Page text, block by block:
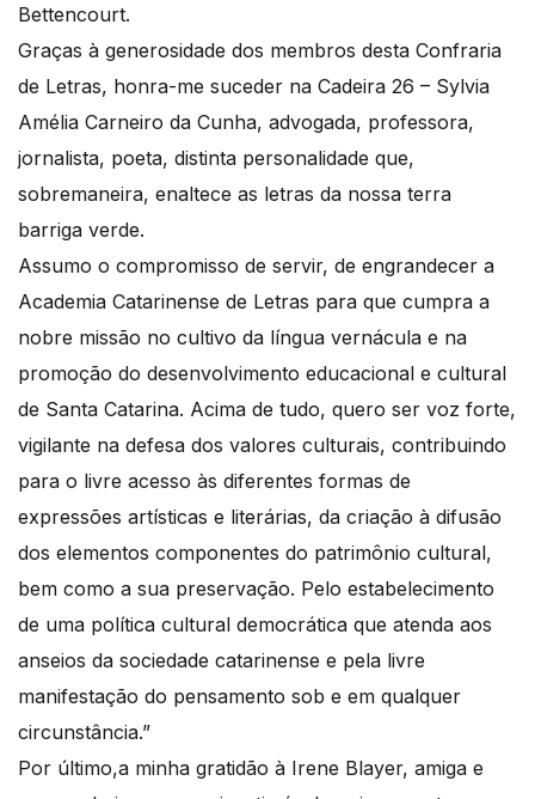
Bettencourt.
Graças à generosidade dos membros desta Confraria
de Letras, honra-me suceder na Cadeira 26 – Sylvia
Amélia Carneiro da Cunha, advogada, professora,
jornalista, poeta, distinta personalidade que,
sobremaneira, enaltece as letras da nossa terra
barriga verde.
Assumo o compromisso de servir, de engrandecer a
Academia Catarinense de Letras para que cumpra a
nobre missão no cultivo da língua vernácula e na
promoção do desenvolvimento educacional e cultural
de Santa Catarina. Acima de tudo, quero ser voz forte,
vigilante na defesa dos valores culturais, contribuindo
para o livre acesso às diferentes formas de
expressões artísticas e literárias, da criação à difusão
dos elementos componentes do patrimônio cultural,
bem como a sua preservação. Pelo estabelecimento
de uma política cultural democrática que atenda aos
anseios da sociedade catarinense e pela livre
manifestação do pensamento sob e em qualquer
circunstância.”
Por último,a minha gratidão à Irene Blayer, amiga e